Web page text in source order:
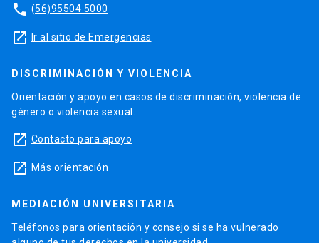
phone (56)95504 5000
launch Ir al sitio de Emergencias
DISCRIMINACIÓN Y VIOLENCIA
Orientación y apoyo en casos de discriminación, violencia de
género o violencia sexual.
launch Contacto para apoyo
launch Más orientación
MEDIACIÓN UNIVERSITARIA
Teléfonos para orientación y consejo si se ha vulnerado